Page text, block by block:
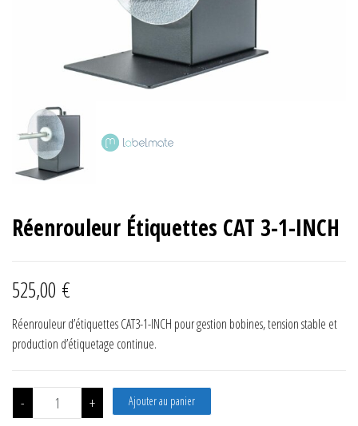
Réenrouleur Étiquettes CAT 3-1-INCH
525,00 €
Réenrouleur d’étiquettes CAT3-1-INCH pour gestion bobines, tension stable et
production d’étiquetage continue.
- quantité de Réenrouleur Étiquettes CAT 3-1-INCH
+ Ajouter au panier